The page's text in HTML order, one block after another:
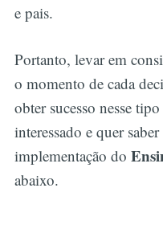
e pais.
Portanto, levar em
o momento de cada
obter sucesso nesse
interessado e quer
implementação do
abaixo.